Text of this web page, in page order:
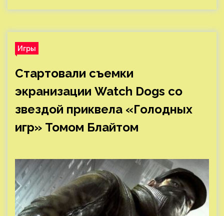
Игры
Стартовали съемки
экранизации Watch Dogs со
звездой приквела «Голодных
игр» Томом Блайтом